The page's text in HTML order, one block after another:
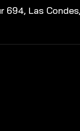
694, Las